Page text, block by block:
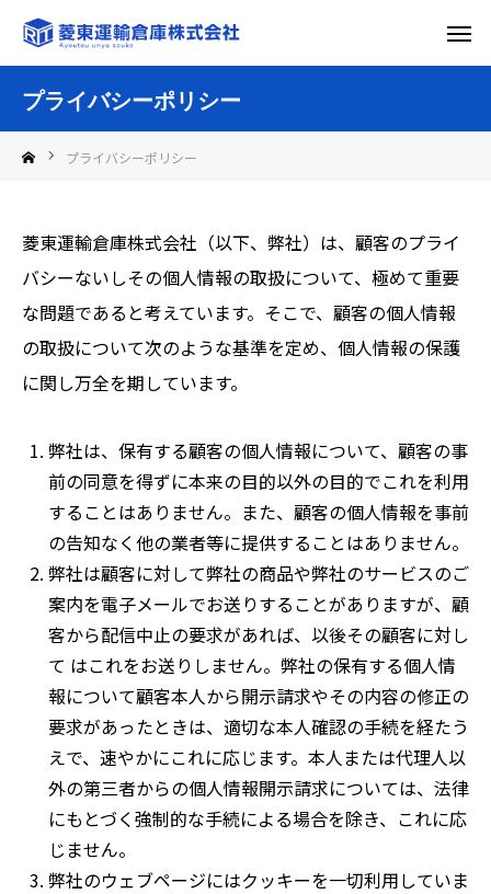
プライバシーポリシー
プライバシーポリシー
菱東運輸倉庫株式会社（以下、弊社）は、顧客のプライ
バシーないしその個人情報の取扱について、極めて重要
な問題であると考えています。そこで、顧客の個人情報
の取扱について次のような基準を定め、個人情報の保護
に関し万全を期しています。
弊社は、保有する顧客の個人情報について、顧客の事
前の同意を得ずに本来の目的以外の目的でこれを利用
することはありません。また、顧客の個人情報を事前
の告知なく他の業者等に提供することはありません。
弊社は顧客に対して弊社の商品や弊社のサービスのご
案内を電子メールでお送りすることがありますが、顧
客から配信中止の要求があれば、以後その顧客に対し
て はこれをお送りしません。弊社の保有する個人情
報について顧客本人から開示請求やその内容の修正の
要求があったときは、適切な本人確認の手続を経たう
えで、速やかにこれに応じます。本人または代理人以
外の第三者からの個人情報開示請求については、法律
にもとづく強制的な手続による場合を除き、これに応
じません。
弊社のウェブページにはクッキーを一切利用していま